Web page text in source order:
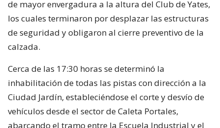
de mayor envergadura a la altura del Club de Yates,
los cuales terminaron por desplazar las estructuras
de seguridad y obligaron al cierre preventivo de la
calzada.
Cerca de las 17:30 horas se determinó la
inhabilitación de todas las pistas con dirección a la
Ciudad Jardín, estableciéndose el corte y desvío de
vehículos desde el sector de Caleta Portales,
abarcando el tramo entre la Escuela Industrial y el